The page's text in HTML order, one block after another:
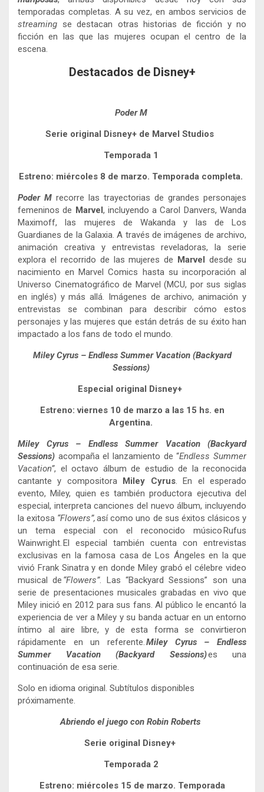
temporadas completas. A su vez, en ambos servicios de
streaming se destacan otras historias de ficción y no
ficción en las que las mujeres ocupan el centro de la
escena.
Destacados de Disney+
Poder M
Serie original Disney+ de Marvel Studios
Temporada 1
Estreno: miércoles 8 de marzo. Temporada completa.
Poder M recorre las trayectorias de grandes personajes
femeninos de Marvel , incluyendo aCarol Danvers,Wanda
Maximoff, las mujeres de Wakanda y las de Los
Guardianes de la Galaxia.A través de imágenes de archivo,
animación creativa y entrevistasreveladoras, la serie
explora el recorrido de las mujeres de
Marveldesde su
nacimiento en Marvel Comics hasta su incorporación al
Universo Cinematográfico de Marvel (MCU, por sus siglas
en inglés) y más allá. Imágenes de archivo, animación y
entrevistas se combinan para describir cómo estos
personajes y las mujeres que están detrás de su éxito han
impactado a los fans de todo el mundo.
Miley Cyrus – Endless Summer Vacation (Backyard
Sessions)
Especial original Disney+
Estreno: viernes 10 de marzo a las 15 hs. en
Argentina.
Miley Cyrus – Endless Summer Vacation (Backyard
Sessions) acompaña el lanzamiento de “Endless Summer
Vacation”, el octavo álbum de estudio de la reconocida
cantante y compositora
Miley Cyrus. En el esperado
evento, Miley, quien es también productora ejecutiva del
especial, interpreta canciones del nuevo álbum, incluyendo
la exitosa “Flowers”,así como uno de sus éxitos clásicos y
un tema especial con el reconocido músico Rufus
Wainwright. El especial también cuenta con entrevistas
exclusivas en la famosa casa de Los Ángeles en la que
vivió Frank Sinatra y en donde Miley grabó el célebre video
musical de “Flowers”. Las “Backyard Sessions” son una
serie de presentaciones musicales grabadas en vivo que
Miley inició en 2012 para sus fans. Al público le encantó la
experiencia de ver a Miley y su banda actuar en un entorno
íntimo al aire libre, y de esta forma se convirtieron
rápidamente en un referente.Miley Cyrus – Endless
Summer Vacation (Backyard Sessions)es una
continuación de esa serie.
Solo en idioma original. Subtítulos disponibles
próximamente.
Abriendo el juego con Robin Roberts
Serie original Disney+
Temporada 2
Estreno: miércoles 15 de marzo. Temporada